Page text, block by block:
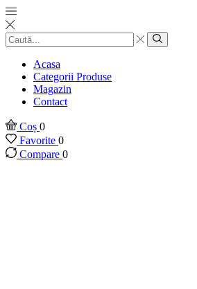
Introducere
căutare
Căutare
Acasa
Categorii Produse
Magazin
Contact
Coș 0
Favorite 0
Compare 0